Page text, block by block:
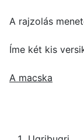
A rajzolás
Íme két kis
A macska